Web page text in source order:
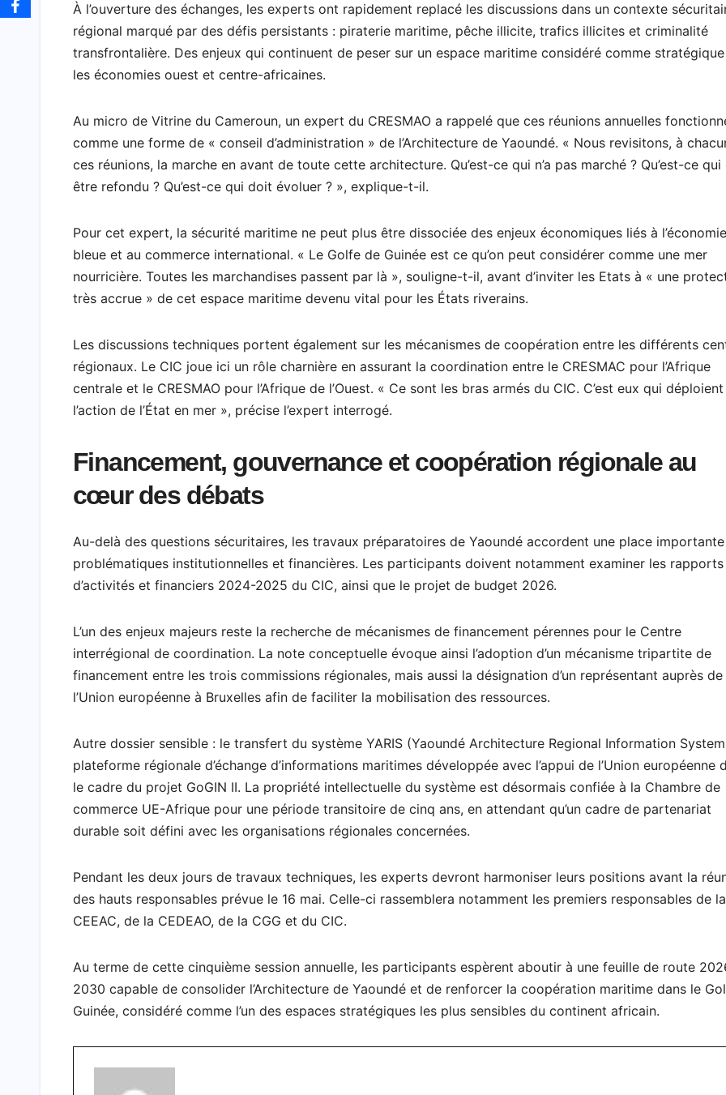
À l’ouverture des échanges, les experts ont rapidement replacé les discussions dans un contexte
régional marqué par des défis persistants : piraterie maritime, pêche illicite, trafics illicites et criminalité
transfrontalière. Des enjeux qui continuent de peser sur un espace maritime considéré comme
les économies ouest et centre-africaines.
Au micro de Vitrine du Cameroun, un expert du CRESMAO a rappelé que ces réunions annuelles
comme une forme de « conseil d’administration » de l’Architecture de Yaoundé. « Nous revisitons, à
ces réunions, la marche en avant de toute cette architecture. Qu’est-ce qui n’a pas marché ? Qu’est-ce
être refondu ? Qu’est-ce qui doit évoluer ? », explique-t-il.
Pour cet expert, la sécurité maritime ne peut plus être dissociée des enjeux économiques liés à l’économie
bleue et au commerce international. « Le Golfe de Guinée est ce qu’on peut considérer comme une mer
nourricière. Toutes les marchandises passent par là », souligne-t-il, avant d’inviter les Etats à « une
très accrue » de cet espace maritime devenu vital pour les États riverains.
Les discussions techniques portent également sur les mécanismes de coopération entre les différents
régionaux. Le CIC joue ici un rôle charnière en assurant la coordination entre le CRESMAC pour l’Afrique
centrale et le CRESMAO pour l’Afrique de l’Ouest. « Ce sont les bras armés du CIC. C’est eux qui déploient
l’action de l’État en mer », précise l’expert interrogé.
Financement, gouvernance et coopération régionale au
cœur des débats
Au-delà des questions sécuritaires, les travaux préparatoires de Yaoundé accordent une place
problématiques institutionnelles et financières. Les participants doivent notamment examiner les rapports
d’activités et financiers 2024-2025 du CIC, ainsi que le projet de budget 2026.
L’un des enjeux majeurs reste la recherche de mécanismes de financement pérennes pour le Centre
interrégional de coordination. La note conceptuelle évoque ainsi l’adoption d’un mécanisme tripartite de
financement entre les trois commissions régionales, mais aussi la désignation d’un représentant auprès de
l’Union européenne à Bruxelles afin de faciliter la mobilisation des ressources.
Autre dossier sensible : le transfert du système YARIS (Yaoundé Architecture Regional Information
plateforme régionale d’échange d’informations maritimes développée avec l’appui de l’Union européenne
le cadre du projet GoGIN II. La propriété intellectuelle du système est désormais confiée à la Chambre de
commerce UE-Afrique pour une période transitoire de cinq ans, en attendant qu’un cadre de partenariat
durable soit défini avec les organisations régionales concernées.
Pendant les deux jours de travaux techniques, les experts devront harmoniser leurs positions avant la
des hauts responsables prévue le 16 mai. Celle-ci rassemblera notamment les premiers responsables de la
CEEAC, de la CEDEAO, de la CGG et du CIC.
Au terme de cette cinquième session annuelle, les participants espèrent aboutir à une feuille de route
2030 capable de consolider l’Architecture de Yaoundé et de renforcer la coopération maritime dans le
Guinée, considéré comme l’un des espaces stratégiques les plus sensibles du continent africain.